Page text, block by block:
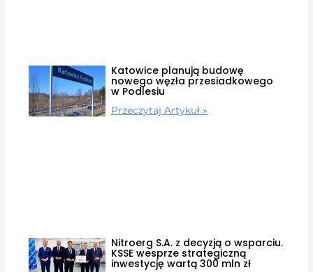
Katowice planują budowę
nowego węzła przesiadkowego
w Podlesiu
Przeczytaj Artykuł »
Nitroerg S.A. z decyzją o wsparciu.
KSSE wesprze strategiczną
inwestycję wartą 300 mln zł